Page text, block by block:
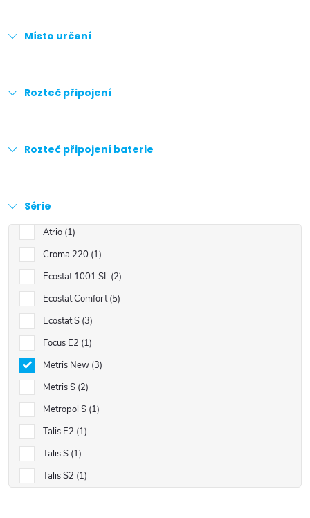
Místo určení
Rozteč připojení
Rozteč připojení baterie
Série
Atrio 1
Croma 220 1
Ecostat 1001 SL 2
Ecostat Comfort 5
Ecostat S 3
Focus E2 1
Metris New 3
Metris S 2
Metropol S 1
Talis E2 1
Talis S 1
Talis S2 1